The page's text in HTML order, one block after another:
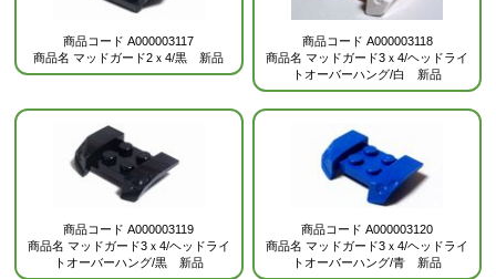
商品コード A000003117
商品名 マッドガード2ｘ4/黒 新品
商品コード A000003118
商品名 マッドガード3ｘ4/ヘッドライ
トオーバーハング/白 新品
商品コード A000003119
商品名 マッドガード3ｘ4/ヘッドライ
トオーバーハング/黒 新品
商品コード A000003120
商品名 マッドガード3ｘ4/ヘッドライ
トオーバーハング/青 新品